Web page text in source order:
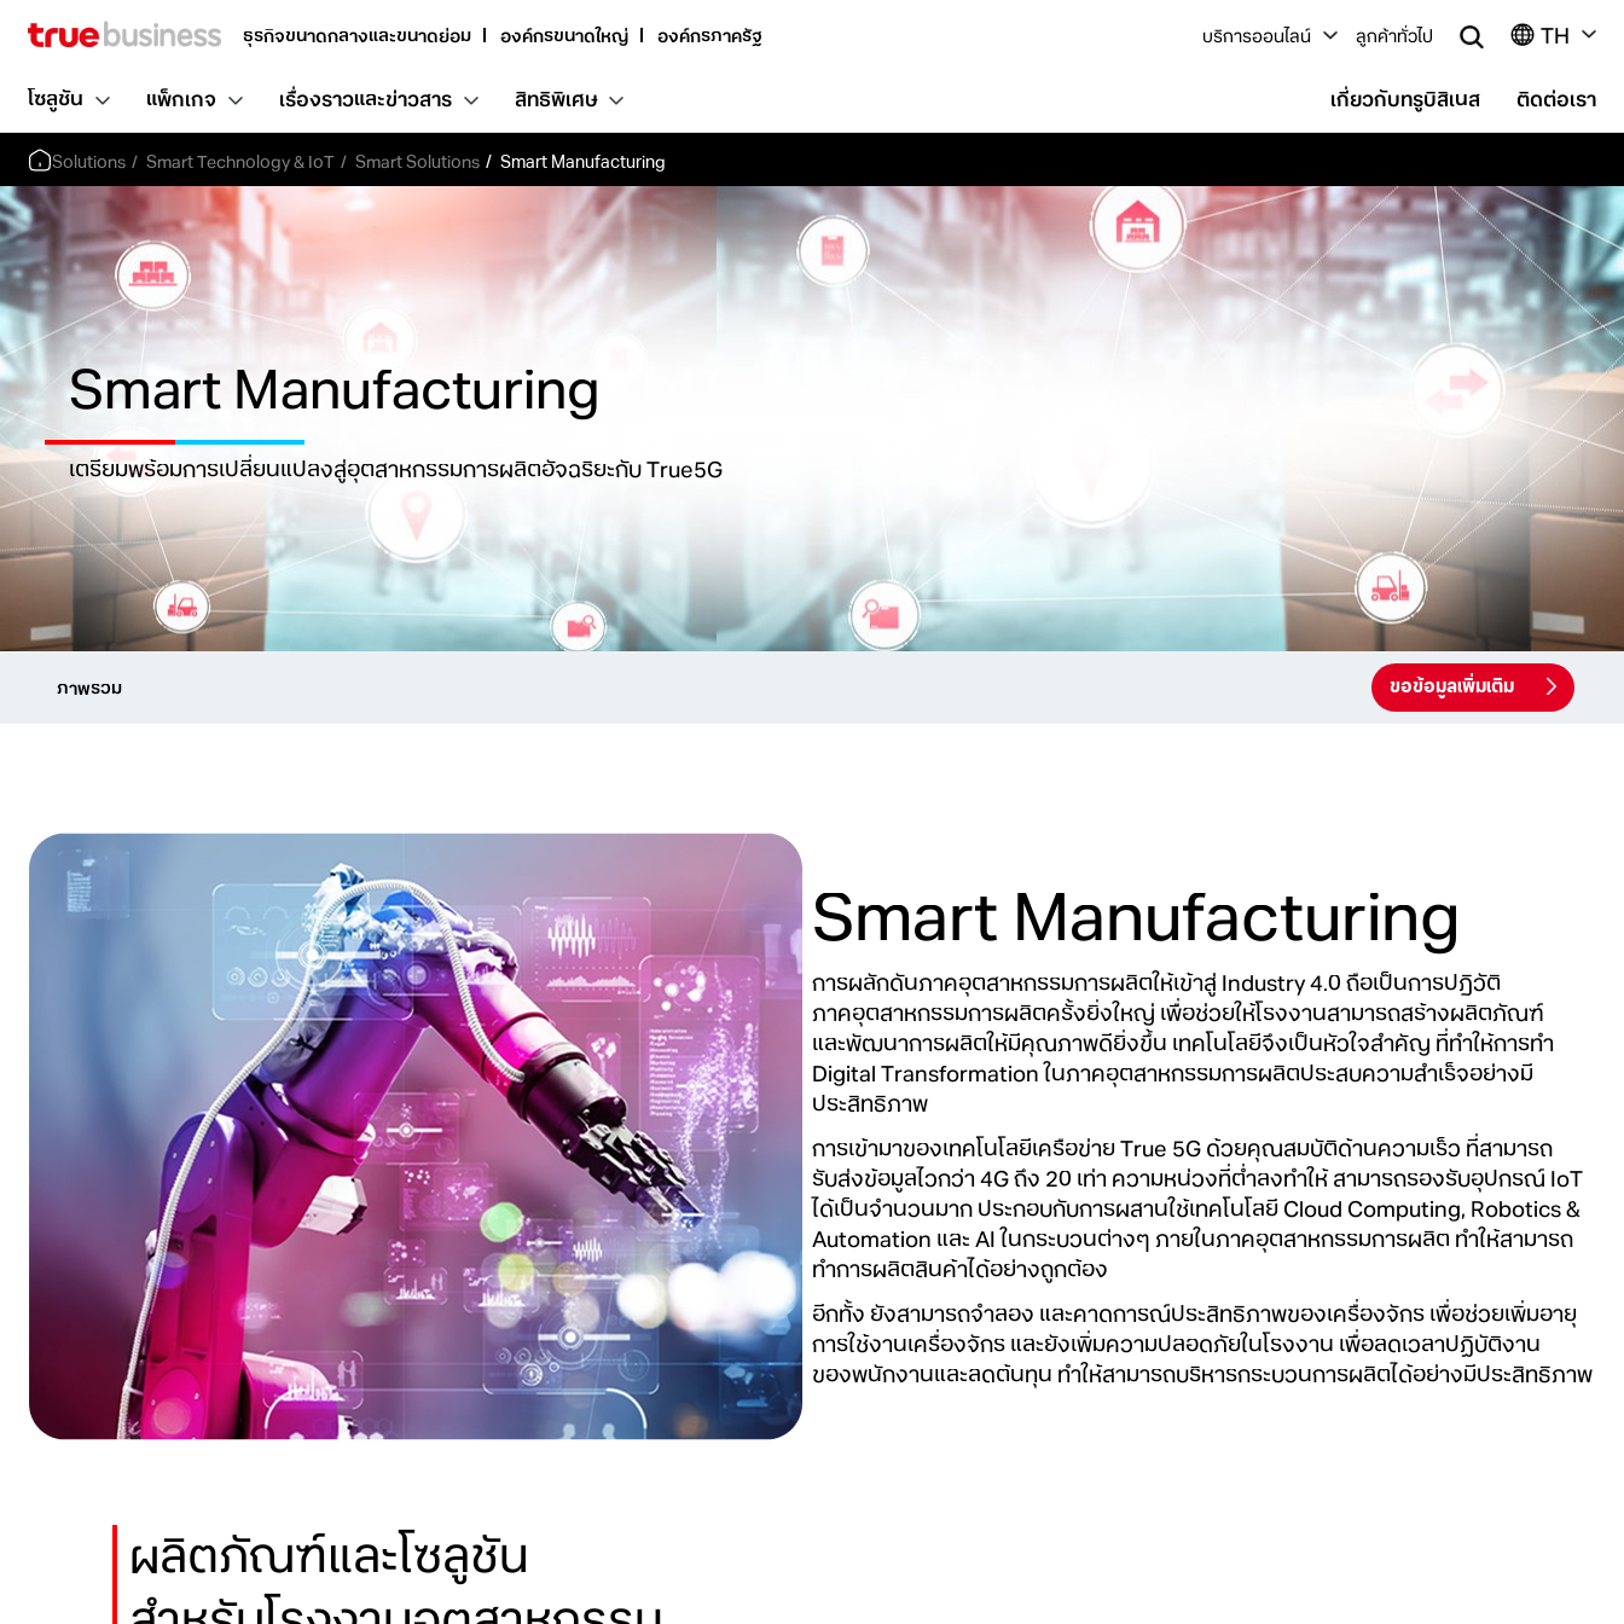
ธุรกิจขนาดกลางและขนาดย่อม องค์กรขนาดใหญ่ องค์กรภาครัฐ บริการออนไลน์ ลูกค้าทั่วไป TH
โซลูชัน แพ็กเกจ เรื่องราวและข่าวสาร สิทธิพิเศษ เกี่ยวกับทรูบิสิเนส ติดต่อเรา
Solutions Smart Technology & IoT Smart Solutions Smart Manufacturing
Smart Manufacturing
เตรียมพร้อมการเปลี่ยนแปลงสู่อุตสาหกรรมการผลิตอัจฉริยะกับ True5G
ภาพรวม ขอข้อมูลเพิ่มเติม
Smart Manufacturing
การผลักดันภาคอุตสาหกรรมการผลิตให้เข้าสู่ Industry 4.0 ถือเป็นการปฎิวัติ
ภาคอุตสาหกรรมการผลิตครั้งยิ่งใหญ่ เพื่อช่วยให้โรงงานสามารถสร้างผลิตภัณฑ์
และพัฒนาการผลิตให้มีคุณภาพดียิ่งขึ้น เทคโนโลยีจึงเป็นหัวใจสำคัญ ที่ทำให้การทำ
Digital Transformation ในภาคอุตสาหกรรมการผลิตประสบความสำเร็จอย่างมี
ประสิทธิภาพ
การเข้ามาของเทคโนโลยีเครือข่าย True 5G ด้วยคุณสมบัติด้านความเร็ว ที่สามารถ
รับส่งข้อมูลไวกว่า 4G ถึง 20 เท่า ความหน่วงที่ต่ำลงทำให้ สามารถรองรับอุปกรณ์ IoT
ได้เป็นจำนวนมาก ประกอบกับการผสานใช้เทคโนโลยี Cloud Computing, Robotics &
Automation และ AI ในกระบวนต่างๆ ภายในภาคอุตสาหกรรมการผลิต ทำให้สามารถ
ทำการผลิตสินค้าได้อย่างถูกต้อง
อีกทั้ง ยังสามารถจำลอง และคาดการณ์ประสิทธิภาพของเครื่องจักร เพื่อช่วยเพิ่มอายุ
การใช้งานเครื่องจักร และยังเพิ่มความปลอดภัยในโรงงาน เพื่อลดเวลาปฏิบัติงาน
ของพนักงานและลดต้นทุน ทำให้สามารถบริหารกระบวนการผลิตได้อย่างมีประสิทธิภาพ
ผลิตภัณฑ์และโซลูชัน